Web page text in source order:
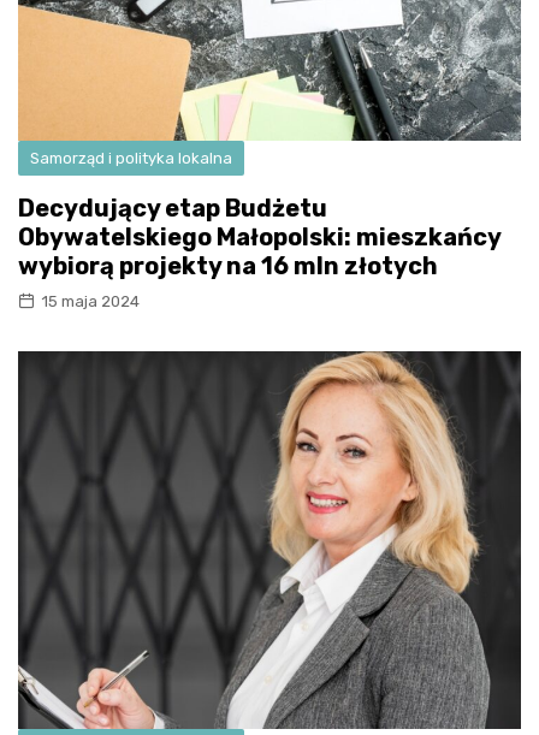
Samorząd i polityka lokalna
Decydujący etap Budżetu
Obywatelskiego Małopolski: mieszkańcy
wybiorą projekty na 16 mln złotych
15 maja 2024